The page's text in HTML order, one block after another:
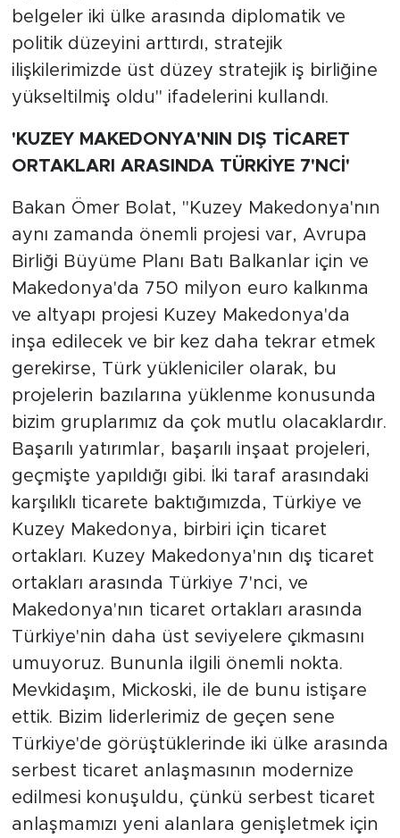
belgeler iki ülke arasında diplomatik ve
politik düzeyini arttırdı, stratejik
ilişkilerimizde üst düzey stratejik iş birliğine
yükseltilmiş oldu" ifadelerini kullandı.
'KUZEY MAKEDONYA'NIN DIŞ TİCARET
ORTAKLARI ARASINDA TÜRKİYE 7'NCİ'
Bakan Ömer Bolat, "Kuzey Makedonya'nın
aynı zamanda önemli projesi var, Avrupa
Birliği Büyüme Planı Batı Balkanlar için ve
Makedonya'da 750 milyon euro kalkınma
ve altyapı projesi Kuzey Makedonya'da
inşa edilecek ve bir kez daha tekrar etmek
gerekirse, Türk yükleniciler olarak, bu
projelerin bazılarına yüklenme konusunda
bizim gruplarımız da çok mutlu olacaklardır.
Başarılı yatırımlar, başarılı inşaat projeleri,
geçmişte yapıldığı gibi. İki taraf arasındaki
karşılıklı ticarete baktığımızda, Türkiye ve
Kuzey Makedonya, birbiri için ticaret
ortakları. Kuzey Makedonya'nın dış ticaret
ortakları arasında Türkiye 7'nci, ve
Makedonya'nın ticaret ortakları arasında
Türkiye'nin daha üst seviyelere çıkmasını
umuyoruz. Bununla ilgili önemli nokta.
Mevkidaşım, Mickoski, ile de bunu istişare
ettik. Bizim liderlerimiz de geçen sene
Türkiye'de görüştüklerinde iki ülke arasında
serbest ticaret anlaşmasının modernize
edilmesi konuşuldu, çünkü serbest ticaret
anlaşmamızı yeni alanlara genişletmek için